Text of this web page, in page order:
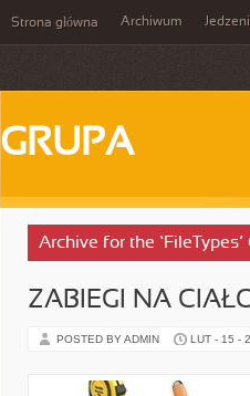
Strona główna Archiwum
GRUPA
Archive for the ‘FileTypes’
ZABIEGI NA
POSTED BY ADMIN LUT - 15 -